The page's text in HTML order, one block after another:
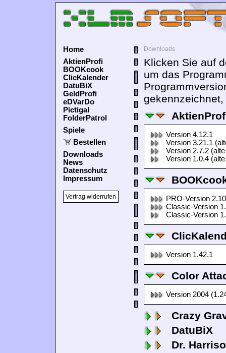
Home
AktienProfi
BOOKcook
ClicKalender
DatuBiX
GeldProfi
eDVarDo
Pictigal
FolderPatrol
Spiele
Bestellen
Downloads
News
Datenschutz
Impressum
Vertrag widerrufen
Downloads
Klicken Sie auf
um das
Version 4.12.1
Version 3.21.1
Version 2.7.2
Version 1.0.4
PRO-Version
Classic-Version
Classic-Version
Version 1.42.1
Color
Version 2004
Crazy
DatuBiX
Dr.